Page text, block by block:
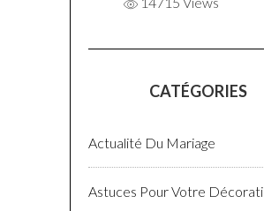
CATÉGORIES
Actualité Du Mariage
Astuces Pour Votre